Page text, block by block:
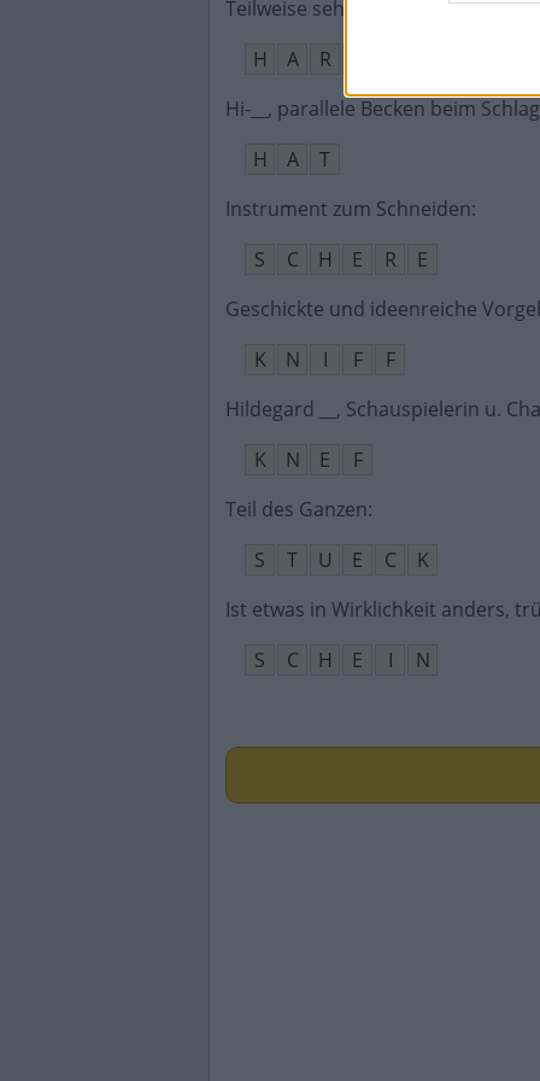
Teilweise sehr großes Saiten-
H
A R
Hi-__, parallele Becken beim
H
A
T
Instrument zum Schneiden:
S
C H E R
E
Geschickte und ideenreiche
K
N I F
F
Hildegard __, Schauspielerin u.
K
N E
F
Teil des Ganzen:
S
T U E C
K
Ist etwas in Wirklichkeit anders,
S
C H E I N